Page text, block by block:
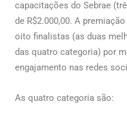
capacitações do Sebrae
de R$2.000,00. A
oito finalistas (as duas
das quatro categoria) por
engajamento nas redes
As quatro categoria são: